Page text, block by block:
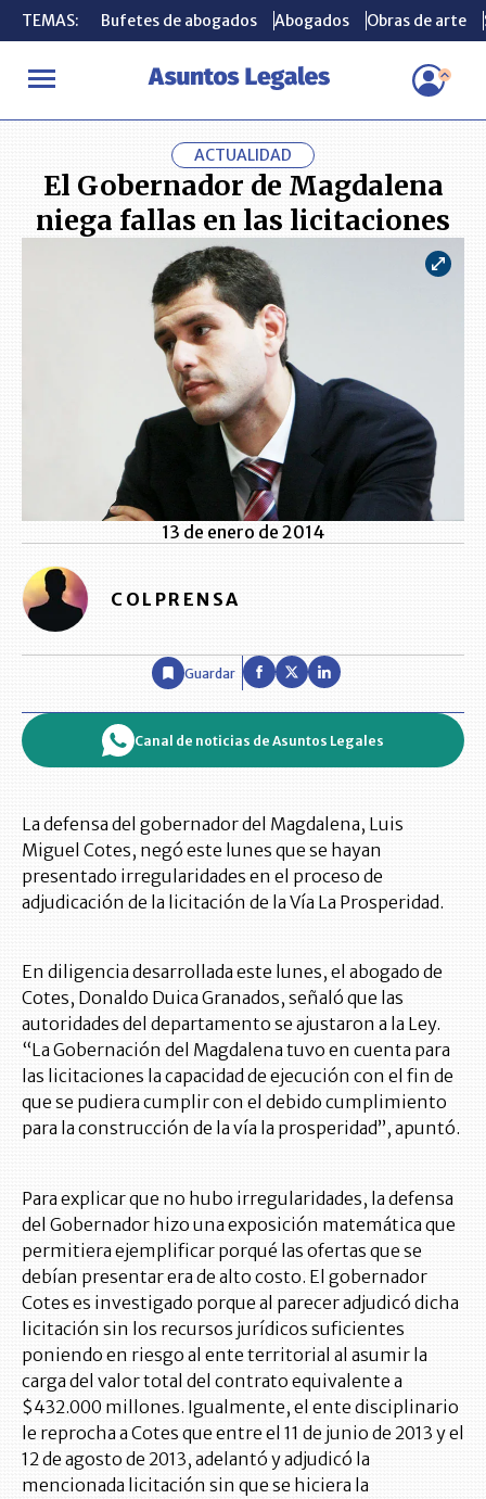
TEMAS: Bufetes de abogados Abogados Obras de arte
INICIO ACTUALIDAD El Gobernador de Magdalena niega
TEMAS: Bufetes de abogados Abogados Obras de arte
ACTUALIDAD
El Gobernador de Magdalena
niega fallas en las licitaciones
13 de enero de 2014
COLPRENSA
Guardar
Canal de noticias de Asuntos Legales
La defensa del gobernador del Magdalena, Luis
Miguel Cotes, negó este lunes que se hayan
presentado irregularidades en el proceso de
adjudicación de la licitación de la Vía La Prosperidad.
En diligencia desarrollada este lunes, el abogado de
Cotes, Donaldo Duica Granados, señaló que las
autoridades del departamento se ajustaron a la Ley.
“La Gobernación del Magdalena tuvo en cuenta para
las licitaciones la capacidad de ejecución con el fin de
que se pudiera cumplir con el debido cumplimiento
para la construcción de la vía la prosperidad”, apuntó.
Para explicar que no hubo irregularidades, la defensa
del Gobernador hizo una exposición matemática que
permitiera ejemplificar porqué las ofertas que se
debían presentar era de alto costo. El gobernador
Cotes es investigado porque al parecer adjudicó dicha
licitación sin los recursos jurídicos suficientes
poniendo en riesgo al ente territorial al asumir la
carga del valor total del contrato equivalente a
$432.000 millones. Igualmente, el ente disciplinario
le reprocha a Cotes que entre el 11 de junio de 2013 y el
12 de agosto de 2013, adelantó y adjudicó la
mencionada licitación sin que se hiciera la